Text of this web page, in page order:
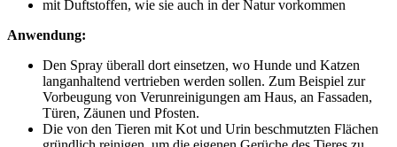
mit Duftstoffen, wie sie auch in der Natur vorkommen
Anwendung:
Den Spray überall dort einsetzen, wo Hunde und Katzen
langanhaltend vertrieben werden sollen. Zum Beispiel zur
Vorbeugung von Verunreinigungen am Haus, an Fassaden,
Türen, Zäunen und Pfosten.
Die von den Tieren mit Kot und Urin beschmutzten Flächen